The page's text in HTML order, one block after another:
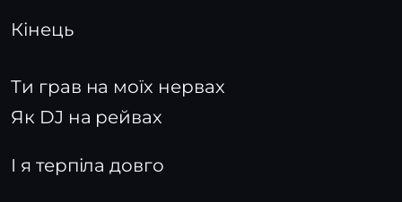
Кінець
Ти грав на моїх нервах
Як DJ на рейвах
І я терпіла довго